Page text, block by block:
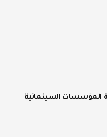
المؤسسات السينمائية